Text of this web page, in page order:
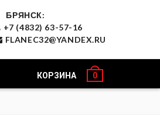
БРЯНСК:
+7 (4832) 63-57-16
FLANEC32@YANDEX.RU
КОРЗИНА 0